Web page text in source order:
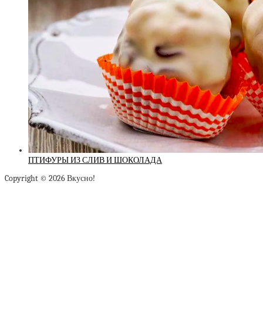
ПТИФУРЫ ИЗ СЛИВ И ШОКОЛАДА
Copyright © 2026 Вкусно!